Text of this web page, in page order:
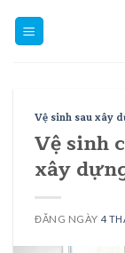
Vệ sinh sau xây
Vệ sinh
xây
ĐĂNG NGÀY 4